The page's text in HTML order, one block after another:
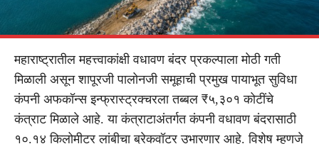
महाराष्ट्रातील महत्त्वाकांक्षी वधावण बंदर प्रकल्पाला मोठी गती
मिळाली असून शापूरजी पालोनजी समूहाची प्रमुख पायाभूत सुविधा
कंपनी अफकॉन्स इन्फ्रास्ट्रक्चरला तब्बल ₹५,३०१ कोटींचे
कंत्राट मिळाले आहे. या कंत्राटाअंतर्गत कंपनी वधावण बंदरासाठी
१०.१४ किलोमीटर लांबीचा ब्रेकवॉटर उभारणार आहे. विशेष म्हणजे